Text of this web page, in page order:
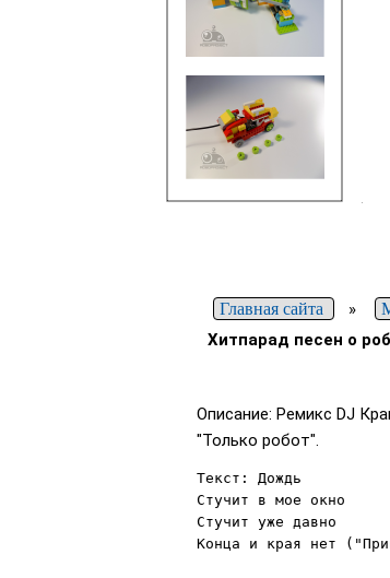
Главная сайта »
Хитпарад песен о
Описание: Ремикс DJ
"Только робот".
Текст: Дождь
Стучит в мое окно
Стучит уже давно
Конца и края нет